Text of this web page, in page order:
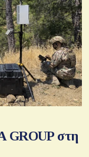
GROUP στη